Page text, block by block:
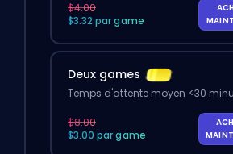
$4.00
$3.32 par game
Deux games
Temps d'attente moyen <30
$8.00
$3.00 par game